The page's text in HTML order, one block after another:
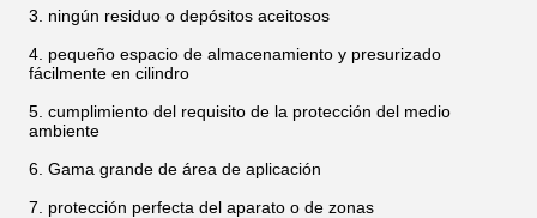
3. ningún residuo o depósitos aceitosos
4. pequeño espacio de almacenamiento y presurizado
fácilmente en cilindro
5. cumplimiento del requisito de la protección del medio
ambiente
6. Gama grande de área de aplicación
7. protección perfecta del aparato o de zonas